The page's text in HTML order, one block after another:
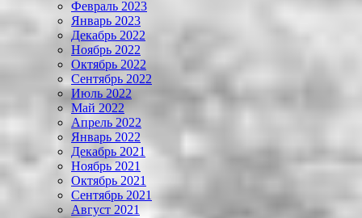
Февраль 2023
Январь 2023
Декабрь 2022
Ноябрь 2022
Октябрь 2022
Сентябрь 2022
Июль 2022
Май 2022
Апрель 2022
Январь 2022
Декабрь 2021
Ноябрь 2021
Октябрь 2021
Сентябрь 2021
Август 2021